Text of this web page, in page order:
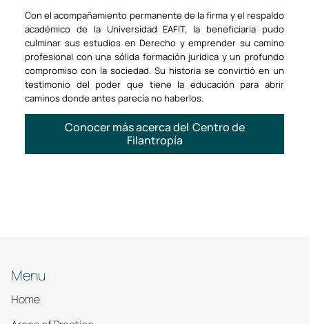
Con el acompañamiento permanente de la firma y el respaldo
académico de la Universidad EAFIT, la beneficiaria pudo
culminar sus estudios en Derecho y emprender su camino
profesional con una sólida formación jurídica y un profundo
compromiso con la sociedad. Su historia se convirtió en un
testimonio del poder que tiene la educación para abrir
caminos donde antes parecía no haberlos.
Conocer más acerca del Centro de
Filantropía
Menu
Home